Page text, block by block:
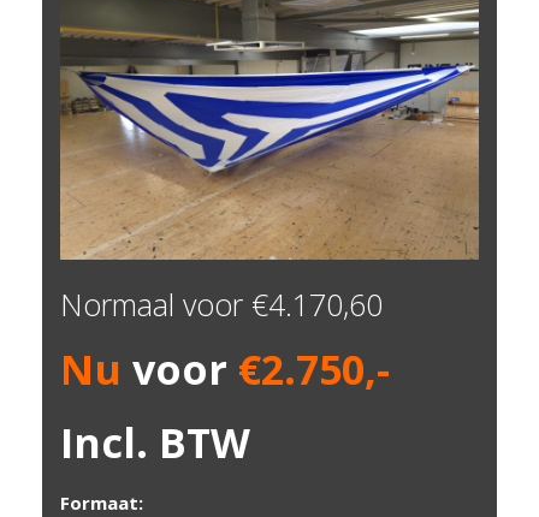
Normaal voor €4.170,60
Nu voor €2.750,-
Incl. BTW
Formaat: